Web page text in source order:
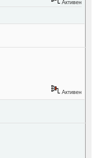
Активен
Активен